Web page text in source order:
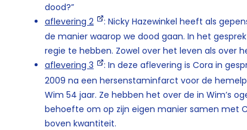
dood?”
aflevering 2
: Nicky Hazewinkel heeft als
de manier waarop we dood gaan. In het
regie te hebben. Zowel over het leven als over
aflevering 3
: In deze aflevering is Cora in
2009 na een hersenstaminfarct voor de
Wim 54 jaar. Ze hebben het over de in Wim’s
behoefte om op zijn eigen manier samen met
boven kwantiteit.